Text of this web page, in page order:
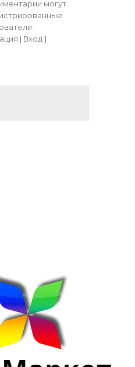
могут
| Вход]